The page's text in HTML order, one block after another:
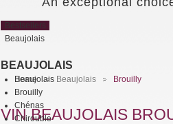
Bestsellers
Beaujolais
BEAUJOLAIS
Beaujolais
Brouilly
Chénas
Chirouble
Home
Beaujolais
Brouilly
VIN BEAUJOLAIS